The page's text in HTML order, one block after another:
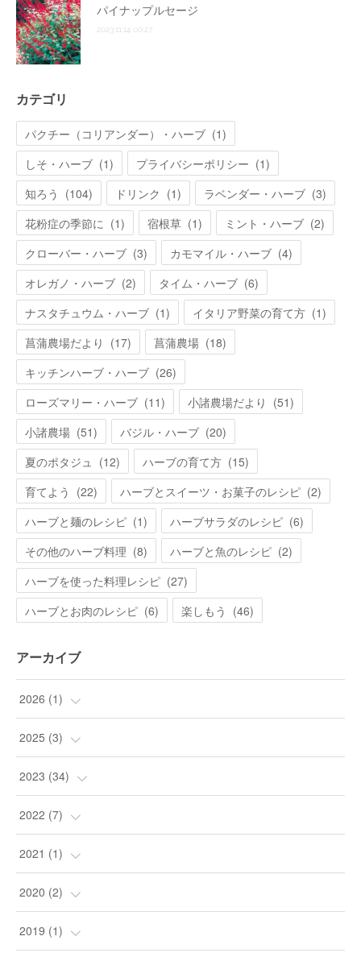
パイナップルセージ
2023.11.14 00:27
カテゴリ
パクチー（コリアンダー）・ハーブ (1)
しそ・ハーブ (1) プライバシーポリシー (1)
知ろう (104) ドリンク (1) ラベンダー・ハーブ (3)
花粉症の季節に (1) 宿根草 (1) ミント・ハーブ (2)
クローバー・ハーブ (3) カモマイル・ハーブ (4)
オレガノ・ハーブ (2) タイム・ハーブ (6)
ナスタチュウム・ハーブ (1) イタリア野菜の育て方 (1)
菖蒲農場だより (17) 菖蒲農場 (18)
キッチンハーブ・ハーブ (26)
ローズマリー・ハーブ (11) 小諸農場だより (51)
小諸農場 (51) バジル・ハーブ (20)
夏のポタジュ
(12) ハーブの育て方 (15)
育てよう (22) ハーブとスイーツ・お菓子のレシピ (2)
ハーブと麺のレシピ (1) ハーブサラダのレシピ (6)
その他のハーブ料理 (8) ハーブと魚のレシピ (2)
ハーブを使った料理レシピ (27)
ハーブとお肉のレシピ (6) 楽しもう (46)
アーカイブ
2026 (1)
(1
2025 (3)
(3)
2023 (34)
(9
(24)
(1
2022 (7)
(1
(4
(1
2021 (1)
(1
2020 (2)
(2
2019 (1)